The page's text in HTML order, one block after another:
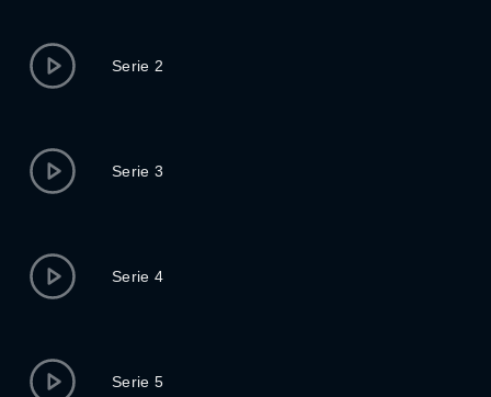
Serie 2
Serie 3
Serie 4
Serie 5